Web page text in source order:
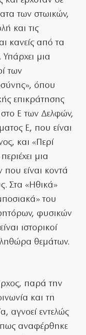
των στωικών,
και τις
κανείς από τα
μια
των
όπου
επικράτησης
Ε των Δελφών,
Ε, που είναι
και «Περί
μια
είναι κοντά
Στα «Ηθικά»
του
φυσικών
ιστορικοί
θεμάτων.
παρά την
και τη
αγνοεί εντελώς
αναφέρθηκε